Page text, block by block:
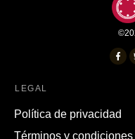
©
LEGAL
Política de privacidad
Términos y condiciones